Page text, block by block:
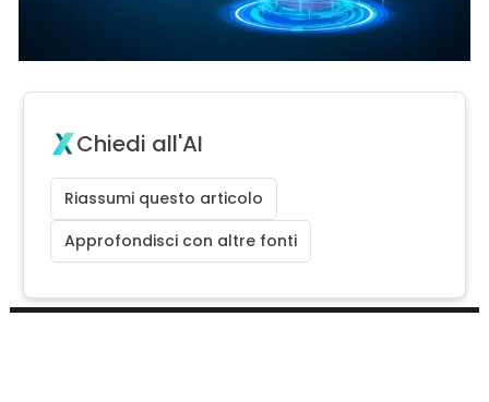
Chiedi all'AI
Riassumi questo articolo
Approfondisci con altre fonti